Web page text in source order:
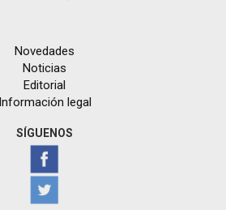
Novedades
Noticias
Editorial
Información legal
SÍGUENOS